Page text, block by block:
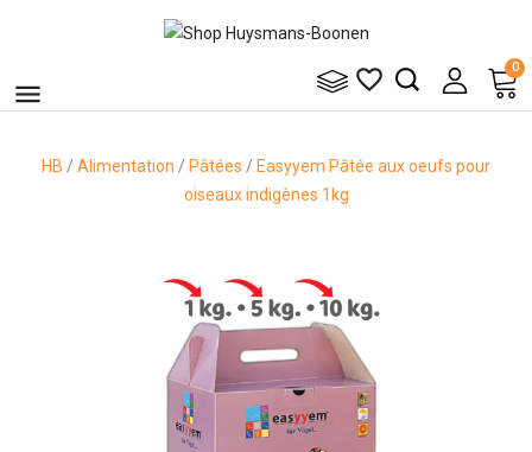

0

HB Alimentation Pâtées
Easyyem Pâtée aux oeufs pour
oiseaux indigènes 1kg